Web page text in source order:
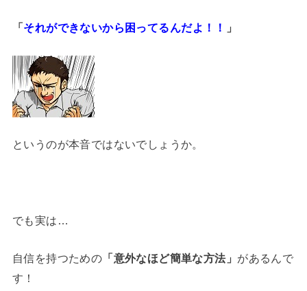
「それができないから困ってるんだよ！！ 」
というのが本音ではないでしょうか。
でも実は…
自信を持つための 「意外なほど簡単な方法」 があるんで
す！